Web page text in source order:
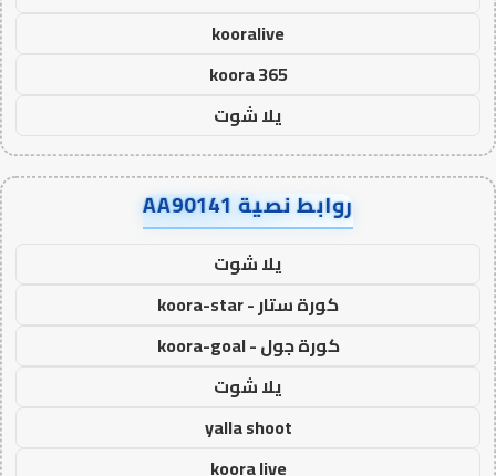
kooralive
koora 365
يلا شوت
روابط نصية AA90141
يلا شوت
كورة ستار - koora-star
كورة جول - koora-goal
يلا شوت
yalla shoot
koora live